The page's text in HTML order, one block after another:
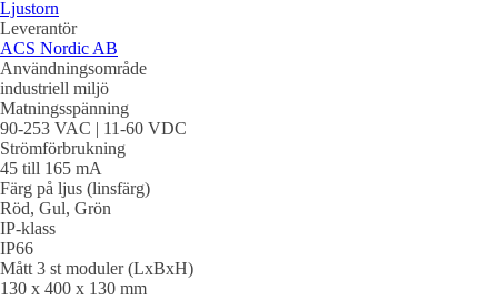
Ljustorn
Leverantör
ACS Nordic AB
Användningsområde
industriell miljö
Matningsspänning
90-253 VAC | 11-60 VDC
Strömförbrukning
45 till 165 mA
Färg på ljus (linsfärg)
Röd, Gul, Grön
IP-klass
IP66
Mått 3 st moduler (LxBxH)
130 x 400 x 130 mm